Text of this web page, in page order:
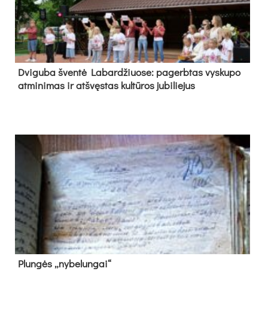
Dvi­gu­ba šven­tė La­bar­džiuo­se: pa­gerb­tas vys­ku­po
at­mi­ni­mas ir at­švęs­tas kul­tū­ros ju­bi­lie­jus
Plun­gės „ny­be­lun­gai“